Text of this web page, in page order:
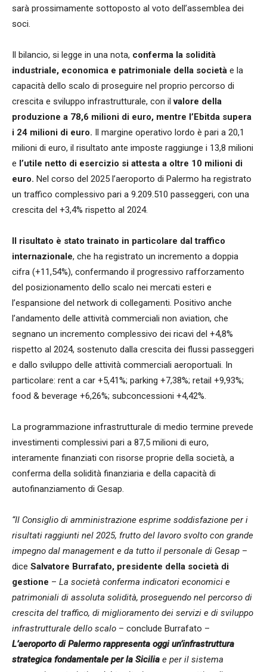
sarà prossimamente sottoposto al voto dell’assemblea dei
soci.
Il bilancio, si legge in una nota, conferma la solidità
industriale, economica e patrimoniale della società e la
capacità dello scalo di proseguire nel proprio percorso di
crescita e sviluppo infrastrutturale, con ilvalore della
produzione a 78,6 milioni di euro, mentre l’Ebitda supera
i 24 milioni di euro. Il margine operativo lordo è pari a 20,1
milioni di euro, il risultato ante imposte raggiunge i 13,8 milioni
e l’utile netto di esercizio si attesta a oltre 10 milioni di
euro. Nel corso del 2025 l’aeroporto di Palermo ha registrato
un traffico complessivo pari a 9.209.510 passeggeri, con una
crescita del +3,4% rispetto al 2024.
Il risultato è stato trainato in particolare dal traffico
internazionale, che ha registrato un incremento a doppia
cifra (+11,54%), confermando il progressivo rafforzamento
del posizionamento dello scalo nei mercati esteri e
l’espansione del network di collegamenti. Positivo anche
l’andamento delle attività commerciali non aviation, che
segnano un incremento complessivo dei ricavi del +4,8%
rispetto al 2024, sostenuto dalla crescita dei flussi passeggeri
e dallo sviluppo delle attività commerciali aeroportuali. In
particolare: rent a car +5,41%; parking +7,38%; retail +9,93%;
food & beverage +6,26%; subconcessioni +4,42%.
La programmazione infrastrutturale di medio termine prevede
investimenti complessivi pari a 87,5 milioni di euro,
interamente finanziati con risorse proprie della società, a
conferma della solidità finanziaria e della capacità di
autofinanziamento di Gesap.
“Il Consiglio di amministrazione esprime soddisfazione per i
risultati raggiunti nel 2025, frutto del lavoro svolto con grande
impegno dal management e da tutto il personale di Gesap –
dice Salvatore Burrafato, presidente della società di
gestione – La società conferma indicatori economici e
patrimoniali di assoluta solidità, proseguendo nel percorso di
crescita del traffico, di miglioramento dei servizi e di sviluppo
infrastrutturale dello scalo – conclude Burrafato –
L’aeroporto di Palermo rappresenta oggi un’infrastruttura
strategica fondamentale per la Sicilia e per il sistema